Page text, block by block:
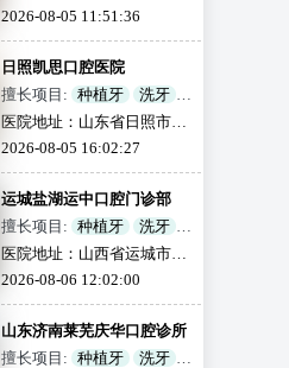
全瓷牙
活动义齿
牙齿美白
儿童齿科
大园五区甲2号一层4号
2026-08-05 11:51:36
日照凯思口腔医院
擅长项目: 种植牙
洗牙
牙齿矫正
烤瓷牙
牙套
活动义齿
牙齿美白
颌面外科
儿童齿科
地包天
医院地址：山东省日照市东
港区兴业世纪城沿街北段
2026-08-05 16:02:27
运城盐湖运中口腔门诊部
擅长项目: 种植牙
洗牙
牙齿矫正
烤瓷牙
龋齿
补牙
全瓷牙
活动义齿
牙齿美白
颌面外科
儿童齿科
地包天
医院地址：山西省运城市盐
湖区学苑南路1368-6号；
2026-08-06 12:02:00
山东济南莱芜庆华口腔诊所
擅长项目: 种植牙
洗牙